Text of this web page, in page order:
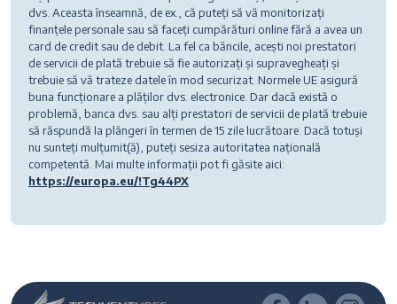
dvs. Aceasta înseamnă, de ex., că puteți să vă monitorizați
finanțele personale sau să faceți cumpărături online fără a avea un
card de credit sau de debit. La fel ca băncile, acești noi prestatori
de servicii de plată trebuie să fie autorizați și supravegheați și
trebuie să vă trateze datele în mod securizat. Normele UE asigură
buna funcționare a plăților dvs. electronice. Dar dacă există o
problemă, banca dvs. sau alți prestatori de servicii de plată trebuie
să răspundă la plângeri în termen de 15 zile lucrătoare. Dacă totuși
nu sunteți mulțumit(ă), puteți sesiza autoritatea națională
competentă. Mai multe informații pot fi găsite aici:
https://europa.eu/!Tg44PX